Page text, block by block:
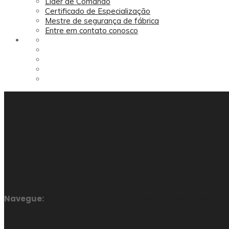
Certificado de Especialização
Mestre de segurança de fábrica
Entre em contato conosco
Navegue: